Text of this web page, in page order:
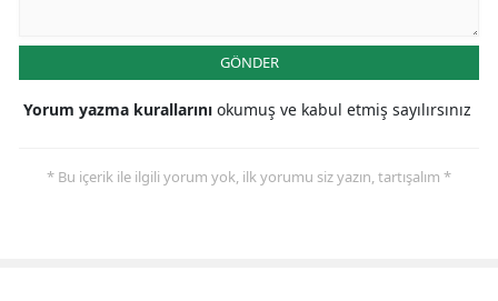
GÖNDER
Yorum yazma kurallarını okumuş ve kabul etmiş sayılırsınız
* Bu içerik ile ilgili yorum yok, ilk yorumu siz yazın, tartışalım *